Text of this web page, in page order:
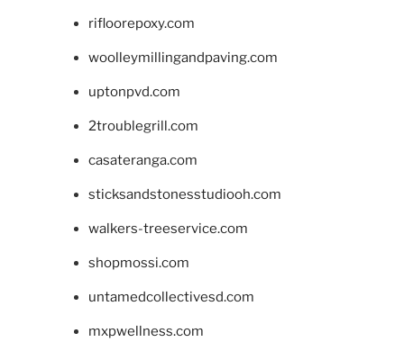
rifloorepoxy.com
woolleymillingandpaving.com
uptonpvd.com
2troublegrill.com
casateranga.com
sticksandstonesstudiooh.com
walkers-treeservice.com
shopmossi.com
untamedcollectivesd.com
mxpwellness.com